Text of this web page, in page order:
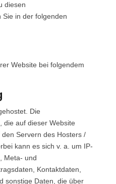
diesen
in der folgenden
Website bei folgendem
Die
die auf dieser Website
Servern des Hosters /
kann es sich v. a. um IP-
Meta- und
Kontaktdaten,
sonstige Daten, die über